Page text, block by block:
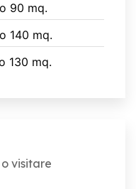
90 mq.
140 mq.
130 mq.
visitare